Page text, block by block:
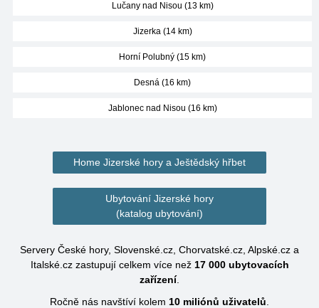
Lučany nad Nisou (13 km)
Jizerka (14 km)
Horní Polubný (15 km)
Desná (16 km)
Jablonec nad Nisou (16 km)
Home Jizerské hory a Ještědský hřbet
Ubytování Jizerské hory
(katalog ubytování)
Servery České hory, Slovenské.cz, Chorvatské.cz, Alpské.cz a
Italské.cz zastupují celkem více než 17 000ubytovacích
zařízení.
Ročně nás navštíví kolem 10 miliónů uživatelů